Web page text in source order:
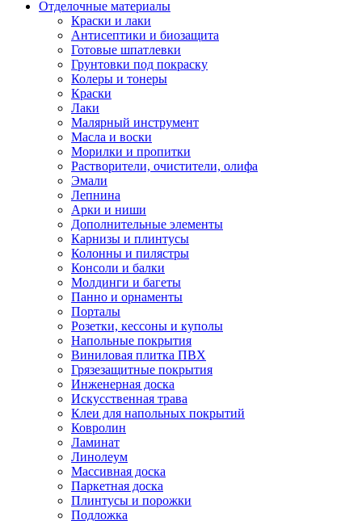
Отделочные материалы
Краски и лаки
Антисептики и биозащита
Готовые шпатлевки
Грунтовки под покраску
Колеры и тонеры
Краски
Лаки
Малярный инструмент
Масла и воски
Морилки и пропитки
Растворители, очистители, олифа
Эмали
Лепнина
Арки и ниши
Дополнительные элементы
Карнизы и плинтусы
Колонны и пилястры
Консоли и балки
Молдинги и багеты
Панно и орнаменты
Порталы
Розетки, кессоны и куполы
Напольные покрытия
Виниловая плитка ПВХ
Грязезащитные покрытия
Инженерная доска
Искусственная трава
Клеи для напольных покрытий
Ковролин
Ламинат
Линолеум
Массивная доска
Паркетная доска
Плинтусы и порожки
Подложка